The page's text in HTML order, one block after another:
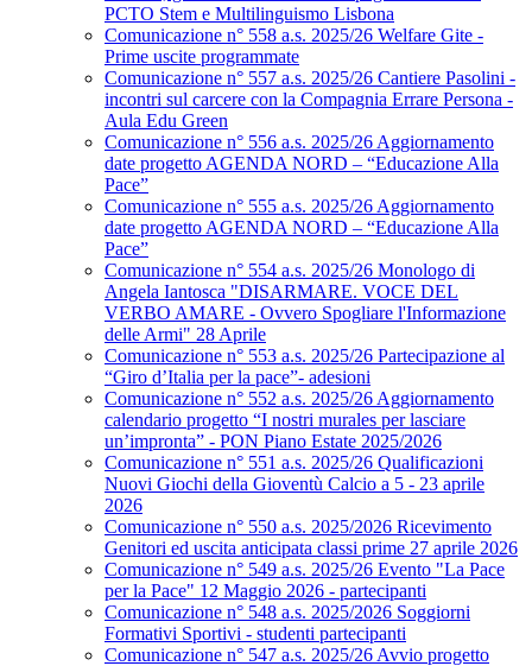
PCTO Stem e Multilinguismo Lisbona
Comunicazione n° 558 a.s. 2025/26 Welfare Gite -
Prime uscite programmate
Comunicazione n° 557 a.s. 2025/26 Cantiere Pasolini -
incontri sul carcere con la Compagnia Errare Persona -
Aula Edu Green
Comunicazione n° 556 a.s. 2025/26 Aggiornamento
date progetto AGENDA NORD – “Educazione Alla
Pace”
Comunicazione n° 555 a.s. 2025/26 Aggiornamento
date progetto AGENDA NORD – “Educazione Alla
Pace”
Comunicazione n° 554 a.s. 2025/26 Monologo di
Angela Iantosca "DISARMARE. VOCE DEL
VERBO AMARE - Ovvero Spogliare l'Informazione
delle Armi" 28 Aprile
Comunicazione n° 553 a.s. 2025/26 Partecipazione al
“Giro d’Italia per la pace”- adesioni
Comunicazione n° 552 a.s. 2025/26 Aggiornamento
calendario progetto “I nostri murales per lasciare
un’impronta” - PON Piano Estate 2025/2026
Comunicazione n° 551 a.s. 2025/26 Qualificazioni
Nuovi Giochi della Gioventù Calcio a 5 - 23 aprile
2026
Comunicazione n° 550 a.s. 2025/2026 Ricevimento
Genitori ed uscita anticipata classi prime 27 aprile 2026
Comunicazione n° 549 a.s. 2025/26 Evento "La Pace
per la Pace" 12 Maggio 2026 - partecipanti
Comunicazione n° 548 a.s. 2025/2026 Soggiorni
Formativi Sportivi - studenti partecipanti
Comunicazione n° 547 a.s. 2025/26 Avvio progetto